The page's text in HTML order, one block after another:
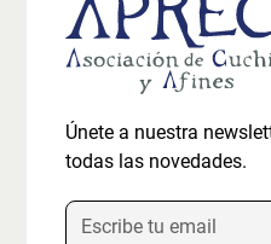
Únete a nuestra
todas las novedades.